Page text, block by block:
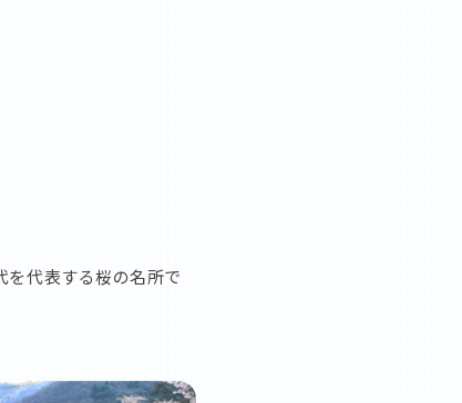
を代表する桜の名所で